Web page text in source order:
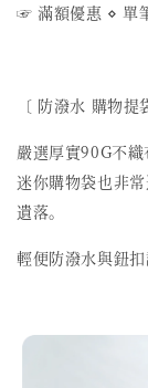
☞ 滿額優惠 ⋄單
〔 防潑水 購物提
嚴選厚實90G不
迷你購物袋也非
遺落。
輕便防潑水與鈕